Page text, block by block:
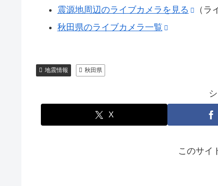
震源地周辺のライブカメラを見る
（ラ
秋田県のライブカメラ一覧
地震情報 秋田県
X
このサイ